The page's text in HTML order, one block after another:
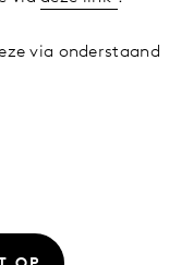
via onderstaand